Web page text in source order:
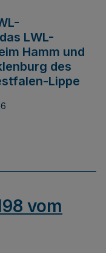
LWL-
Hamm und
des
Lippe
vom